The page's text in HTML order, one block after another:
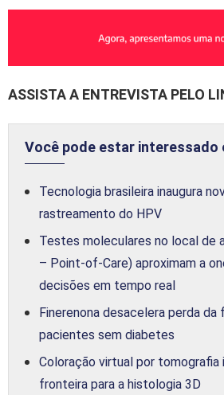
ASSISTA A ENTREVISTA PELO
Você pode estar interessado
Tecnologia brasileira inaugura
rastreamento do HPV
Testes moleculares no local de
– Point-of-Care) aproximam a
decisões em tempo real
Finerenona desacelera perda da
pacientes sem diabetes
Coloração virtual por tomografia
fronteira para a histologia 3D